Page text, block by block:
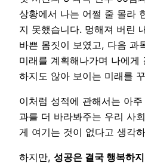
상황에서 나는 어쩔 줄 몰라
지 못했습니다. 멍해져 버린
바쁜 몸짓이 보였고, 다음 과
미래를 계획해나가며 나에게
하지도 않아 보이는 미래를
이처럼 성적에 관해서는 아
과를 더 바라봐주는 우리 사
게 여기는 것이 없다고 생각
하지만, 성공은 결국 행복하